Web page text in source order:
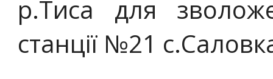
р.Тиса для
станції №21